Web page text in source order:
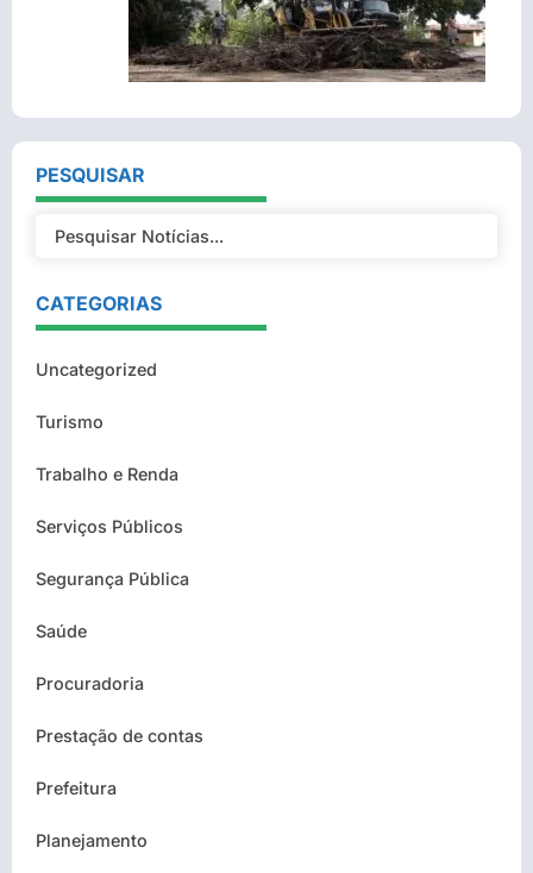
PESQUISAR
CATEGORIAS
Uncategorized
Turismo
Trabalho e Renda
Serviços Públicos
Segurança Pública
Saúde
Procuradoria
Prestação de contas
Prefeitura
Planejamento